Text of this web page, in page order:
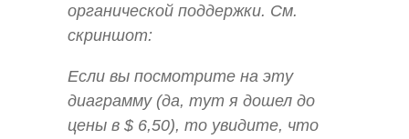
органической поддержки. См.
скриншот:
Если вы посмотрите на эту
диаграмму (да, тут я дошел до
цены в $ 6,50), то увидите, что